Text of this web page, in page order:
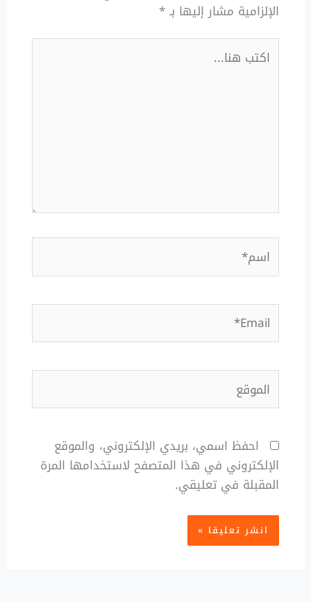
الإلزامية مشار إليها بـ*
اكتب
هنا...
اسم*
Email*
الموقع
احفظ اسمي، بريدي الإلكتروني، والموقع
الإلكتروني في هذا المتصفح لاستخدامها المرة
المقبلة في تعليقي.